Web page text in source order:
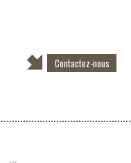
Contactez-nous